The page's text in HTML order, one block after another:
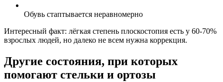
Обувь стаптывается неравномерно
Интересный факт: лёгкая степень плоскостопия есть у 60-70%
взрослых людей, но далеко не всем нужна коррекция.
Другие состояния, при которых
помогают стельки и ортозы